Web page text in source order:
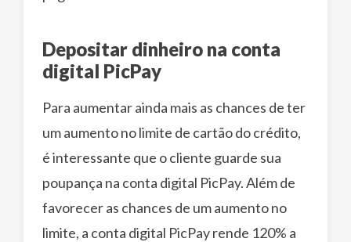
Depositar dinheiro na conta
digital PicPay
Para aumentar ainda mais as chances de ter
um aumento no limite de cartão do crédito,
é interessante que o cliente guarde sua
poupança na conta digital PicPay. Além de
favorecer as chances de um aumento no
limite, a conta digital PicPay rende 120% a